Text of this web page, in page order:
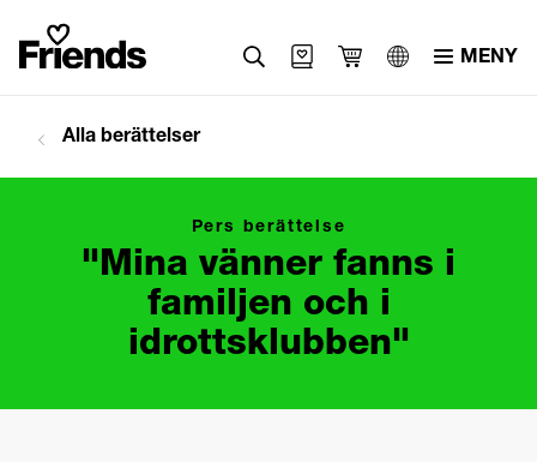
MENY
Alla berättelser
Pers berättelse
"Mina vänner fanns i
familjen och i
idrottsklubben"